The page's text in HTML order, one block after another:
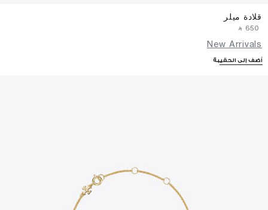
قلادة ميلر
‎ ⃁ ⁦650⁩ ‎
New Arrivals
أضف إلى الحقيبة